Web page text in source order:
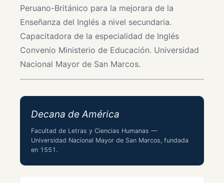
Peruano-Británico para la mejorara de la
Enseñanza del Inglés a nivel secundaria.
Capacitadora de la especialidad de Inglés
Convenio Ministerio de Educación. Universidad
Nacional Mayor de San Marcos.
Decana de América
Facultad de Letras y Ciencias Humanas —
Universidad Nacional Mayor de San Marcos, fundada
en 1551.